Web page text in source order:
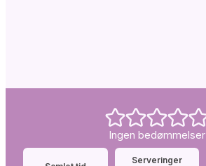
Ingen bedømmelser
Serveringer